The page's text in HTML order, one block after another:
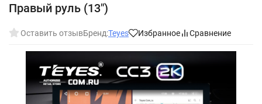
Правый руль (13")
Оставить отзывБренд:Teyes Избранное Сравнение